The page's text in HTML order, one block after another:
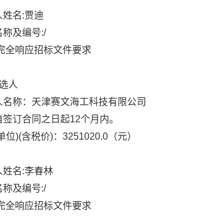
姓名:贾迪
称及编号:/
全响应招标文件要求
人
名称：天津赛文海工科技有限公司
订合同之日起12个月内。
位)(含税价)：3251020.0（元）
姓名:李春林
称及编号:/
全响应招标文件要求